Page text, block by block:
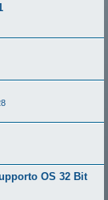
OS 32 Bit